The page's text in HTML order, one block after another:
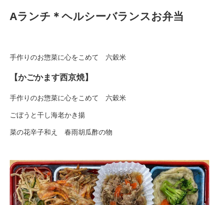
Aランチ＊ヘルシーバランスお弁当
手作りのお惣菜に心をこめて 六穀米
【かごかます西京焼】
手作りのお惣菜に心をこめて 六穀米
ごぼうと干し海老かき揚
菜の花辛子和え 春雨胡瓜酢の物